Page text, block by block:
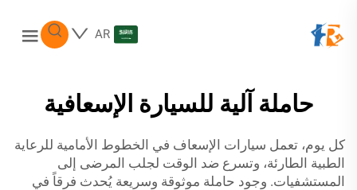
AR
حاملة آلية للسيارة الإسعافية
كل يوم، تعمل سيارات الإسعاف في الخطوط الأمامية للرعاية
الطبية الطارئة، وتسرع ضد الوقت لجلب المرضى إلى
المستشفيات. وجود حاملة موثوقة وسريعة يُحدث فرقاً في